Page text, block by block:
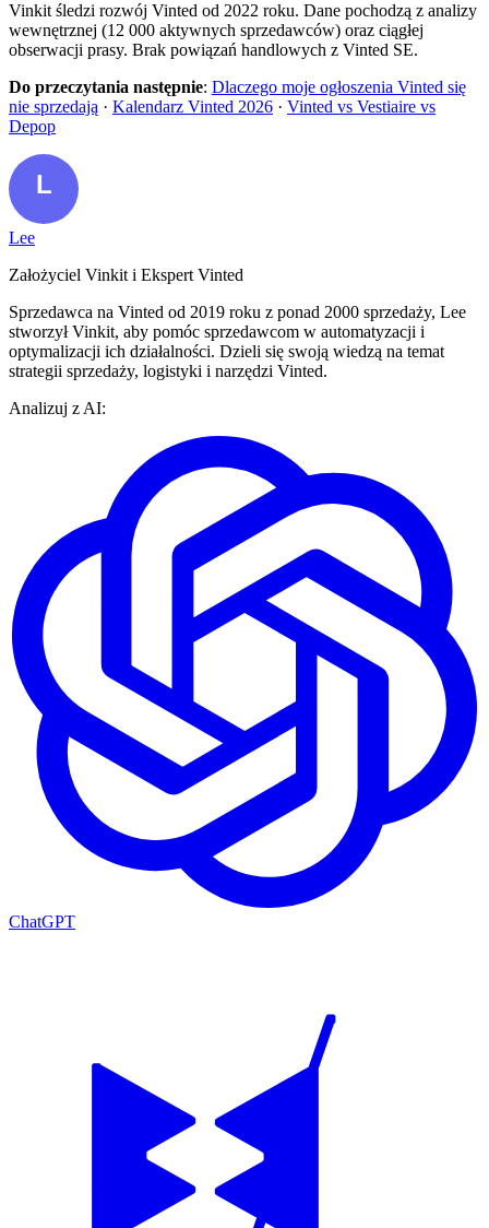
Vinkit śledzi rozwój Vinted od 2022 roku. Dane pochodzą z analizy
wewnętrznej (12 000 aktywnych sprzedawców) oraz ciągłej
obserwacji prasy. Brak powiązań handlowych z Vinted SE.
Do przeczytania następnie: Dlaczego moje ogłoszenia Vinted się
nie sprzedają · Kalendarz Vinted 2026 · Vinted vs Vestiaire vs
Depop
Lee
Założyciel Vinkit i Ekspert Vinted
Sprzedawca na Vinted od 2019 roku z ponad 2000 sprzedaży, Lee
stworzył Vinkit, aby pomóc sprzedawcom w automatyzacji i
optymalizacji ich działalności. Dzieli się swoją wiedzą na temat
strategii sprzedaży, logistyki i narzędzi Vinted.
Analizuj z AI:
ChatGPT